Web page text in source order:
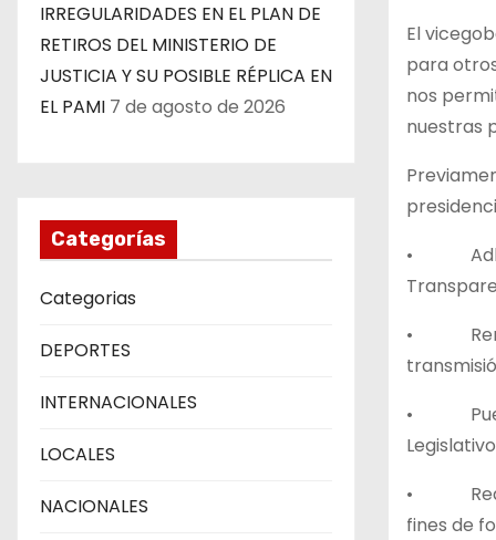
IRREGULARIDADES EN EL PLAN DE
RETIROS DEL MINISTERIO DE
JUSTICIA Y SU POSIBLE RÉPLICA EN
EL PAMI 7 de agosto de 2026
Categorías
Categorias
DEPORTES
INTERNACIONALES
LOCALES
NACIONALES
El
para
nos
nuestras
•
•
• Puesta
•
fines de